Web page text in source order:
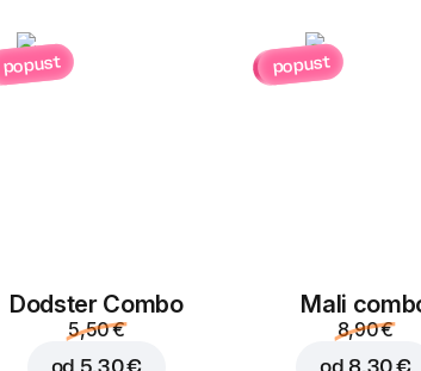
popust
Dodster Combo
5,50 €
popust
Mali
8,90 €